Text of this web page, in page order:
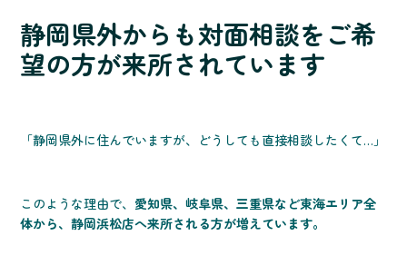
静岡県外からも対面相談をご希
望の方が来所されています
「静岡県外に住んでいますが、どうしても直接相談したくて…」
このような理由で、 愛知県、岐阜県、三重県など東海エリア全
体から、静岡浜松店へ来所される方が増えています。